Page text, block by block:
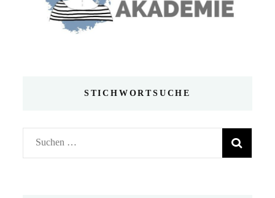
STICHWORTSUCHE
Suchen
nach: